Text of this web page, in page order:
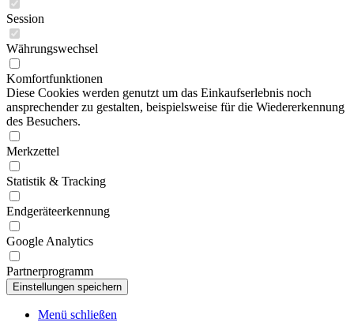
Session
Währungswechsel
Komfortfunktionen
Diese Cookies werden genutzt um das Einkaufserlebnis noch
ansprechender zu gestalten, beispielsweise für die Wiedererkennung
des Besuchers.
Merkzettel
Statistik & Tracking
Endgeräteerkennung
Google Analytics
Partnerprogramm
Menü schließen